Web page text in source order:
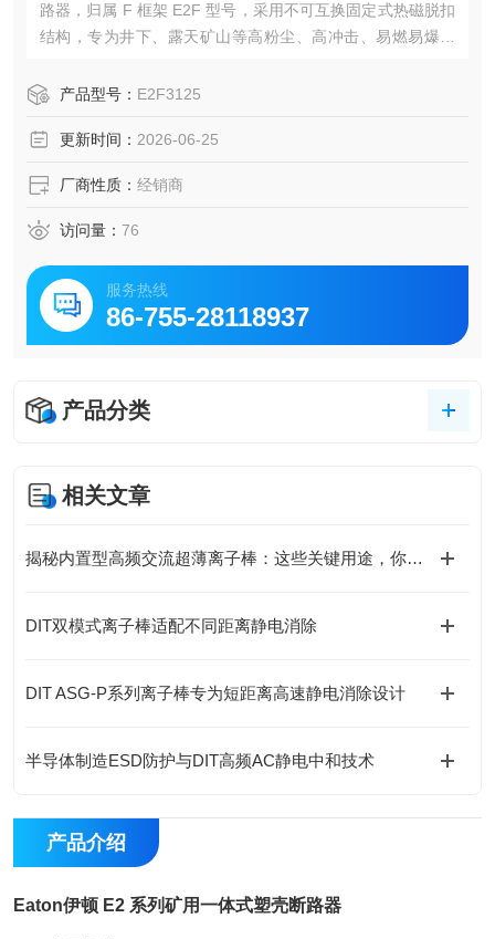
路器，归属 F 框架 E2F 型号，采用不可互换固定式热磁脱扣
结构，专为井下、露天矿山等高粉尘、高冲击、易燃易爆危
矿山安全规范要求，可同时适配交流 600V、直流 250V 双电
产品型号： E2F3125
更新时间： 2026-06-25
厂商性质： 经销商
访问量： 76
服务热线
86-755-28118937
产品分类
相关文章
揭秘内置型高频交流超薄离子棒：这些关键用途，你可能还没了解！
DIT双模式离子棒适配不同距离静电消除
DIT ASG-P系列离子棒专为短距离高速静电消除设计
半导体制造ESD防护与DIT高频AC静电中和技术
产品介绍
Eaton伊顿 E2 系列矿用一体式塑壳断路器